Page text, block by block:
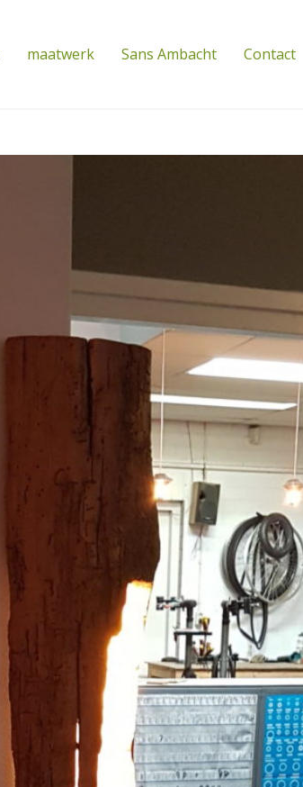
maatwerk Sans Ambacht Contact